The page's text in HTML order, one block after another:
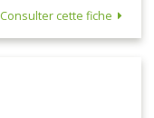
Consulter cette fiche